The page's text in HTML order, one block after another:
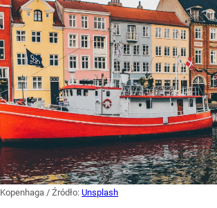
Kopenhaga / Źródło: Unsplash